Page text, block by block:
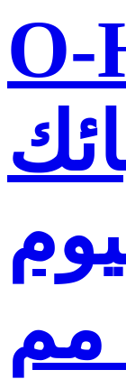
O-
100 مم